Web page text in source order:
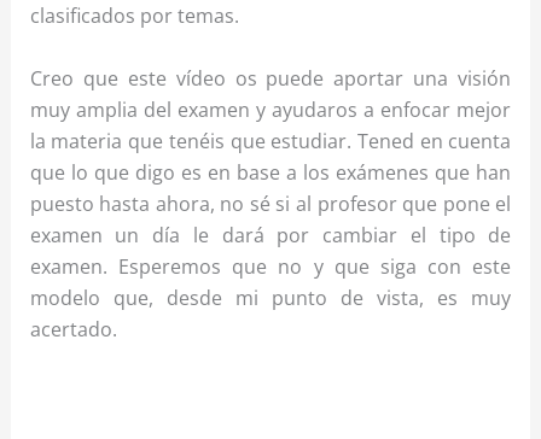
clasificados por temas.
Creo que este vídeo os puede aportar una visión
muy amplia del examen y ayudaros a enfocar mejor
la materia que tenéis que estudiar. Tened en cuenta
que lo que digo es en base a los exámenes que han
puesto hasta ahora, no sé si al profesor que pone el
examen un día le dará por cambiar el tipo de
examen. Esperemos que no y que siga con este
modelo que, desde mi punto de vista, es muy
acertado.